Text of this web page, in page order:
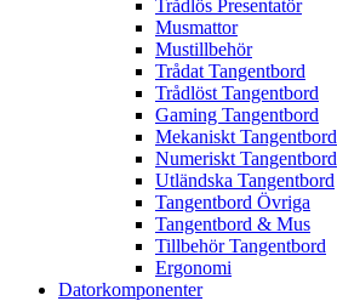
Trådlös Presentatör
Musmattor
Mustillbehör
Trådat Tangentbord
Trådlöst Tangentbord
Gaming Tangentbord
Mekaniskt Tangentbord
Numeriskt Tangentbord
Utländska Tangentbord
Tangentbord Övriga
Tangentbord & Mus
Tillbehör Tangentbord
Ergonomi
Datorkomponenter